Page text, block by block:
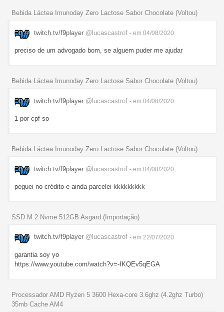
Bebida Láctea Imunoday Zero Lactose Sabor Chocolate (Voltou)
twitch.tv/f9player @lucascastrof - em 04/08/2020
preciso de um advogado bom, se alguem puder me ajudar
Bebida Láctea Imunoday Zero Lactose Sabor Chocolate (Voltou)
twitch.tv/f9player @lucascastrof - em 04/08/2020
1 por cpf so
Bebida Láctea Imunoday Zero Lactose Sabor Chocolate (Voltou)
twitch.tv/f9player @lucascastrof - em 04/08/2020
peguei no crédito e ainda parcelei kkkkkkkkk
SSD M.2 Nvme 512GB Asgard (Importação)
twitch.tv/f9player @lucascastrof - em 22/07/2020
garantia soy yo
https://www.youtube.com/watch?v=-fKQEv5qEGA
Processador AMD Ryzen 5 3600 Hexa-core 3.6ghz (4.2ghz Turbo)
35mb Cache AM4